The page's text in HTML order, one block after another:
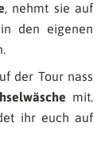
, nehmt sie auf
den eigenen
der Tour nass
mit.
ihr euch auf